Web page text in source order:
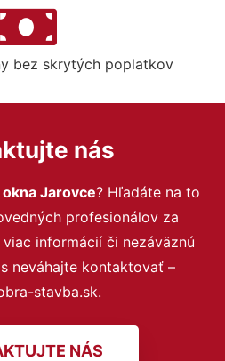
bez skrytých poplatkov
nás
Jarovce? Hľadáte na to
profesionálov za
informácií či nezáväznú
neváhajte kontaktovať –
stavba.sk.
NÁS